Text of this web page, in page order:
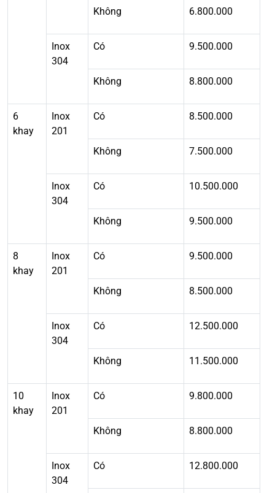
Không 6.800.000
Inox
304
Có 9.500.000
Không 8.800.000
6
khay
Inox
201
Có 8.500.000
Không 7.500.000
Inox
304
Có 10.500.000
Không 9.500.000
8
khay
Inox
201
Có 9.500.000
Không 8.500.000
Inox
304
Có 12.500.000
Không 11.500.000
10
khay
Inox
201
Có 9.800.000
Không 8.800.000
Inox
304
Có 12.800.000